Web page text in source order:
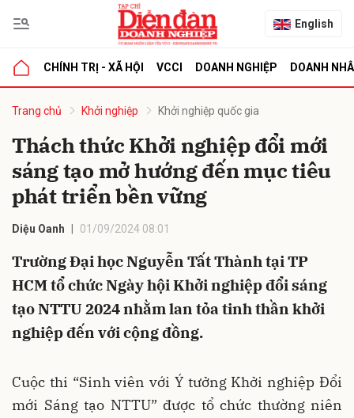
English
CHÍNH TRỊ - XÃ HỘI VCCI DOANH NGHIỆP DOANH
Trang chủ Khởi nghiệp Khởi nghiệp quốc gia
Thách thức Khởi nghiệp đổi mới
sáng tạo mở hướng đến mục tiêu
phát triển bền vững
Diệu Oanh 01/09/2024 08:01
Trường Đại học Nguyễn Tất Thành tại TP
HCM tổ chức Ngày hội Khởi nghiệp đổi sáng
tạo NTTU 2024 nhằm lan tỏa tinh thần khởi
nghiệp đến với cộng đồng.
Cuộc thi “Sinh viên với Ý tưởng Khởi nghiệp Đổi
mới Sáng tạo NTTU” được tổ chức thường niên
luận
Hủy